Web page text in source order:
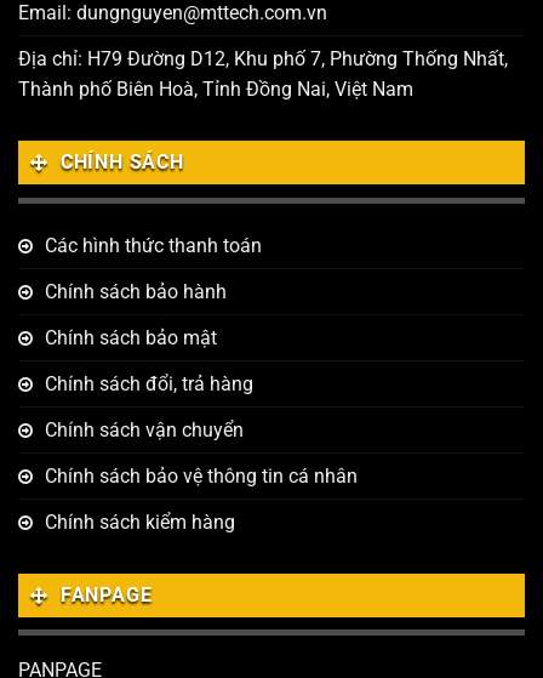
Email: dungnguyen@mttech.com.vn
Địa chỉ: H79 Đường D12, Khu phố 7, Phường Thống Nhất,
Thành phố Biên Hoà, Tỉnh Đồng Nai, Việt Nam
CHÍNH SÁCH
Các hình thức thanh toán
Chính sách bảo hành
Chính sách bảo mật
Chính sách đổi, trả hàng
Chính sách vận chuyển
Chính sách bảo vệ thông tin cá nhân
Chính sách kiểm hàng
FANPAGE
PANPAGE